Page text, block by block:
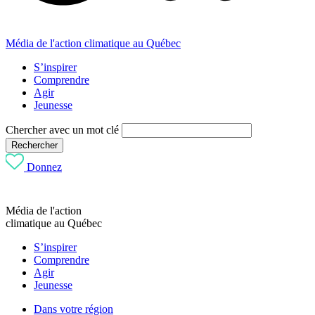
Média de l'action climatique au Québec
S’inspirer
Comprendre
Agir
Jeunesse
Chercher avec un mot clé
Rechercher
Donnez
Média de l'action
climatique au Québec
S’inspirer
Comprendre
Agir
Jeunesse
Dans votre région